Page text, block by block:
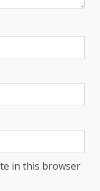
in this browser